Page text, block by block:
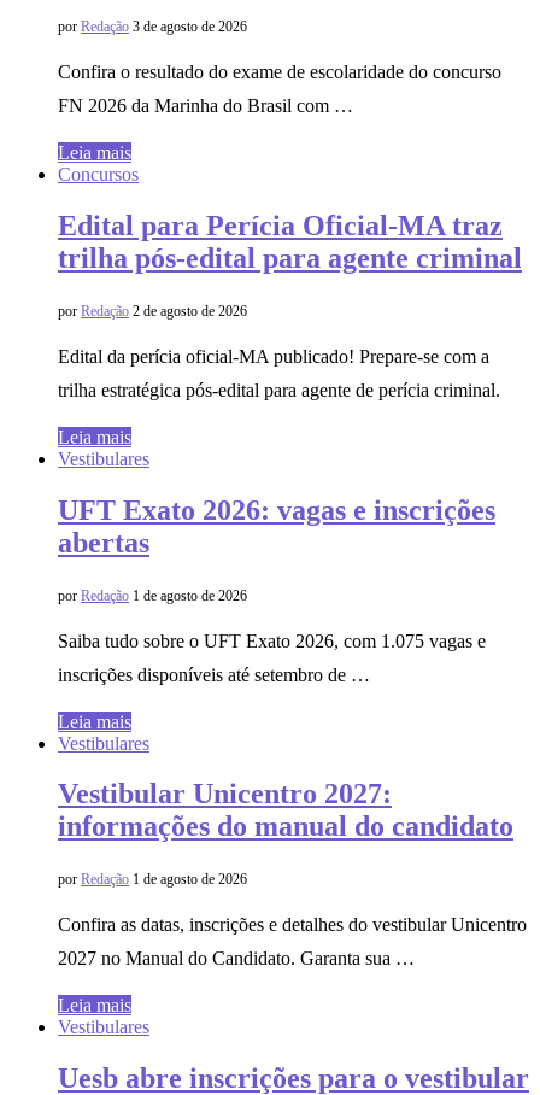
por Redação 3 de agosto de 2026
Confira o resultado do exame de escolaridade do concurso
FN 2026 da Marinha do Brasil com …
Leia mais
Concursos
Edital para Perícia Oficial-MA traz
trilha pós-edital para agente criminal
por Redação 2 de agosto de 2026
Edital da perícia oficial-MA publicado! Prepare-se com a
trilha estratégica pós-edital para agente de perícia criminal.
Leia mais
Vestibulares
UFT Exato 2026: vagas e inscrições
abertas
por Redação 1 de agosto de 2026
Saiba tudo sobre o UFT Exato 2026, com 1.075 vagas e
inscrições disponíveis até setembro de …
Leia mais
Vestibulares
Vestibular Unicentro 2027:
informações do manual do candidato
por Redação 1 de agosto de 2026
Confira as datas, inscrições e detalhes do vestibular Unicentro
2027 no Manual do Candidato. Garanta sua …
Leia mais
Vestibulares
Uesb abre inscrições para o vestibular